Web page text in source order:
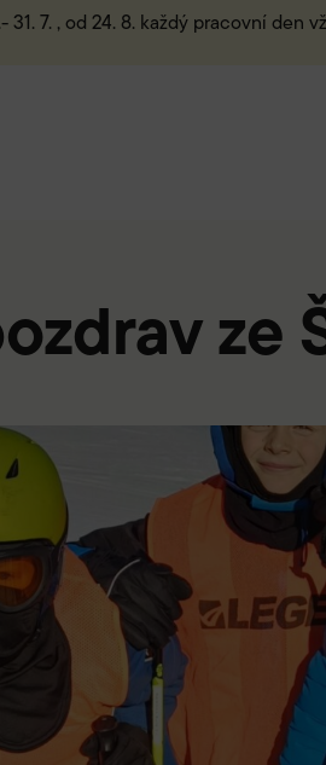
7. , od 24. 8. každý pracovní den
ze